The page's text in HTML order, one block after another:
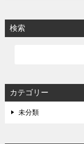
検索
カテゴリー
未分類